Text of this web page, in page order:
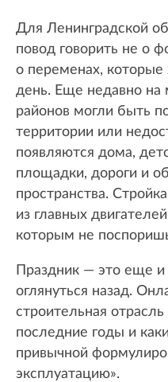
Для Ленинградской
повод говорить не о
о переменах,
день. Еще недавно
районов могли быть
территории или
появляются дома,
площадки, дороги и
пространства.
из главных
которым не
Праздник — это еще
оглянуться назад.
строительная
последние годы и
привычной
эксплуатацию».